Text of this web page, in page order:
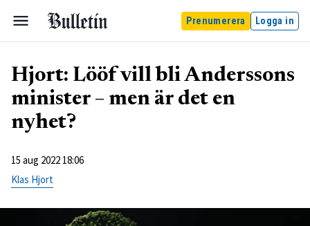
Prenumerera Logga in
Hjort: Lööf vill bli Anderssons
minister – men är det en
nyhet?
15 aug 2022 18:06
Klas Hjort